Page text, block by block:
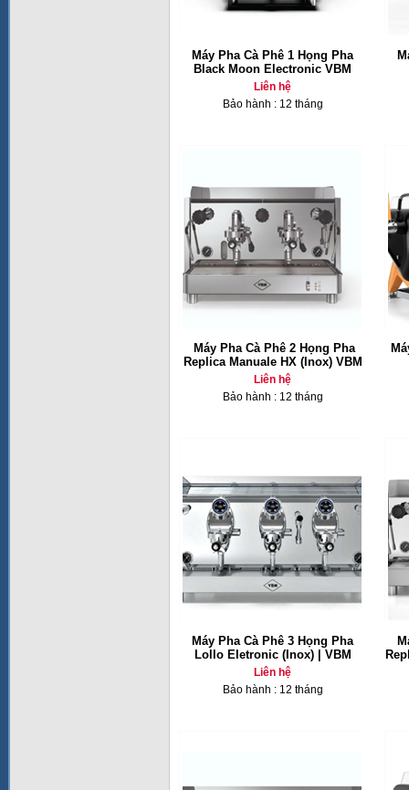
Máy Pha Cà Phê 1 Họng Pha
Black Moon Electronic VBM
Liên hệ
Bảo hành : 12 tháng
Máy Pha Cà Phê 2 Họng Pha
Replica Manuale HX (Inox) VBM
Liên hệ
Bảo hành : 12 tháng
Máy Pha Cà Phê 3 Họng Pha
Lollo Eletronic (Inox) | VBM
Liên hệ
Bảo hành : 12 tháng